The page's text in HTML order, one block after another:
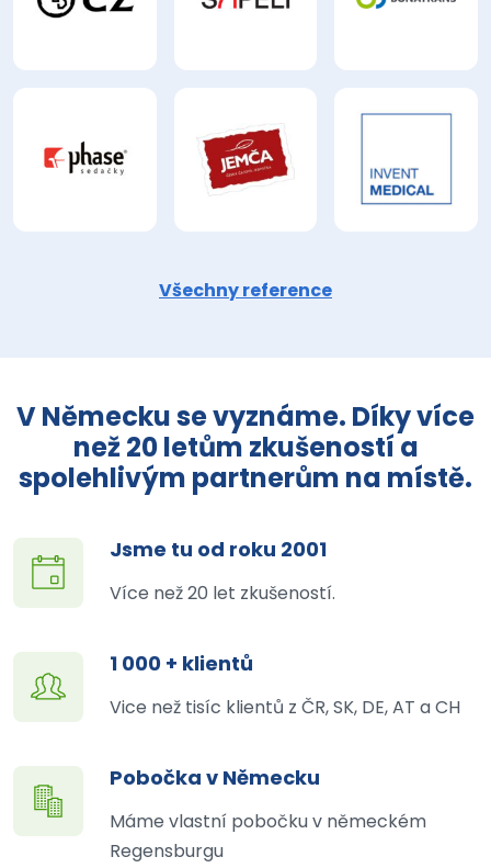
Všechny reference
V Německu se vyznáme. Díky více
než 20 letům zkušeností a
spolehlivým partnerům na místě.
Jsme tu od roku 2001
Více než 20 let zkušeností.
1 000 + klientů
Vice než tisíc klientů z ČR, SK, DE, AT a CH
Pobočka v Německu
Máme vlastní pobočku v německém
Regensburgu